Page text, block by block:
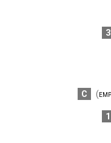
3
C (
1